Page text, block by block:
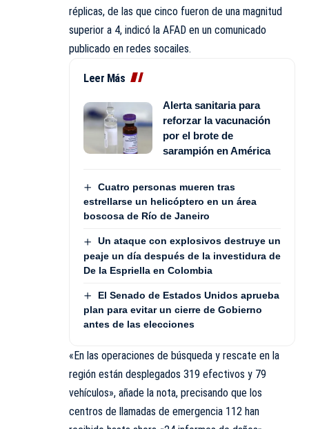
réplicas, de las que cinco fueron de una magnitud
superior a 4, indicó la AFAD en un comunicado
publicado en redes socailes.
Leer Más
Alerta sanitaria para
reforzar la vacunación
por el brote de
sarampión en América
Cuatro personas mueren tras
estrellarse un helicóptero en un área
boscosa de Río de Janeiro
Un ataque con explosivos destruye un
peaje un día después de la investidura de
De la Espriella en Colombia
El Senado de Estados Unidos aprueba
plan para evitar un cierre de Gobierno
antes de las elecciones
«En las operaciones de búsqueda y rescate en la
región están desplegados 319 efectivos y 79
vehículos», añade la nota, precisando que los
centros de llamadas de emergencia 112 han